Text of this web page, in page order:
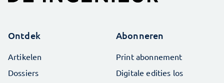
Ontdek
Artikelen
Dossiers
Abonneren
Print abonnement
Digitale edities los